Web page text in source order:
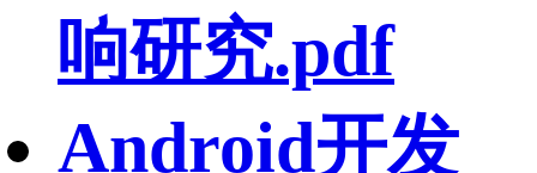
响研究.pdf
Android开发